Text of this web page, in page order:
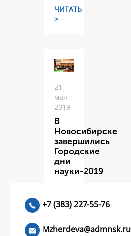
ЧИТАТЬ
>
21
мая
2019
В
Новосибирске
завершились
Городские
дни
науки-2019
+7 (383) 227-55-76
Mzherdeva@admnsk.ru